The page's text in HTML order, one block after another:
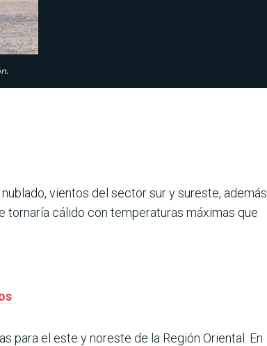
vientos del sector sur y sureste, además
tornaría cálido con temperaturas máximas que
para el este y noreste de la Región Oriental. En